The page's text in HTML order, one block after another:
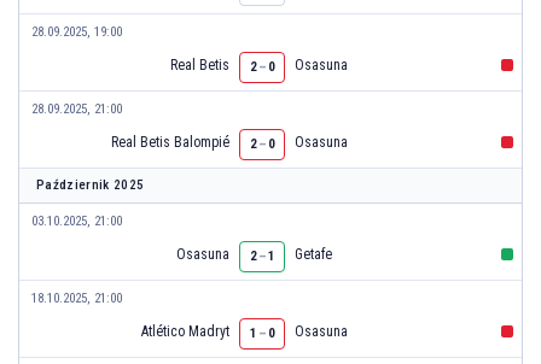
28.09.2025, 19:00
Real Betis 2– 0 Osasuna
28.09.2025, 21:00
Real Betis Balompié 2– 0 Osasuna
Październik 2025
03.10.2025, 21:00
Osasuna 2–1 Getafe
18.10.2025, 21:00
Atlético Madryt 1 – 0 Osasuna